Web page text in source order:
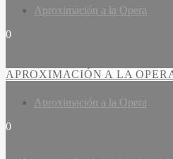
Aproximación a la Opera
0
APROXIMACIÓN A LA
Aproximación a la Opera
0